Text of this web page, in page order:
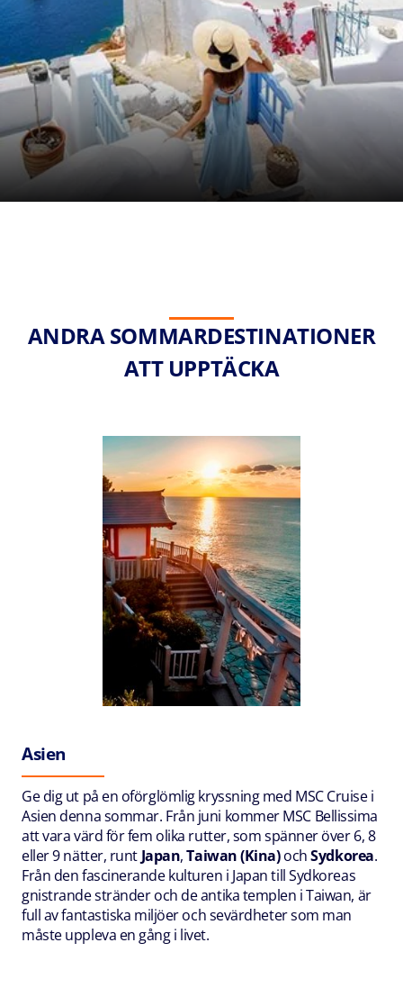
ANDRA SOMMARDESTINATIONER
ATT UPPTÄCKA
Asien
Ge dig ut på en oförglömlig kryssning med MSC Cruise i
Asien denna sommar. Från juni kommer MSC Bellissima
att vara värd för fem olika rutter, som spänner över 6, 8
eller 9 nätter, runt Japan,Taiwan (Kina)ochSydkorea.
Från den fascinerande kulturen i Japan till Sydkoreas
gnistrande stränder och de antika templen i Taiwan, är
full av fantastiska miljöer och sevärdheter som man
måste uppleva en gång i livet.